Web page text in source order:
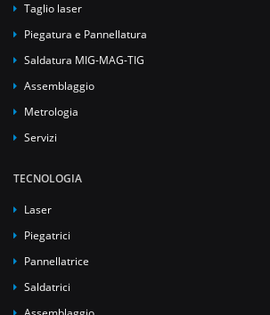
Taglio laser
Piegatura e Pannellatura
Saldatura MIG-MAG-TIG
Assemblaggio
Metrologia
Servizi
TECNOLOGIA
Laser
Piegatrici
Pannellatrice
Saldatrici